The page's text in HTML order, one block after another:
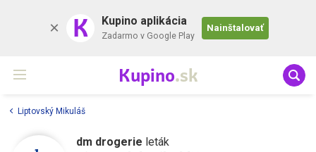
K Kupino aplikácia
Zadarmo v Google Play
Nainštalovať
Kupino.sk
Liptovský Mikuláš
dm drogerie leták